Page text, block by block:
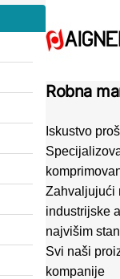
Robna
Iskustvo
Zahvaljujući
industrijske
najvišim
Svi naši
kompanije